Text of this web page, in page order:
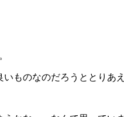
ものなのだろうととりあ